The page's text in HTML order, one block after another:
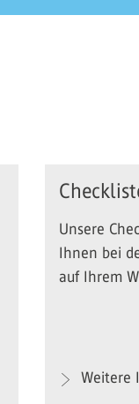
Unsere
Ihnen bei
auf Ihrem
Weitere